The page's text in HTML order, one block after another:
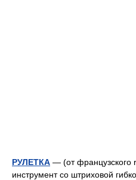
РУЛЕТКА — (от французского
инструмент со штриховой